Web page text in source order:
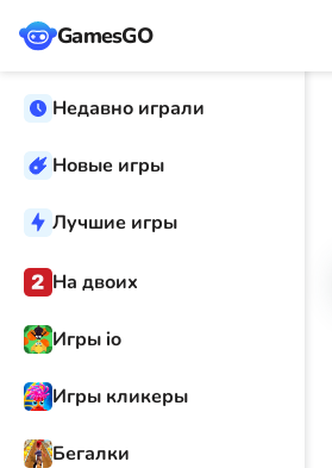
GamesGO
Недавно играли
Новые игры
Лучшие игры
На двоих
Игры io
Игры кликеры
Бегалки